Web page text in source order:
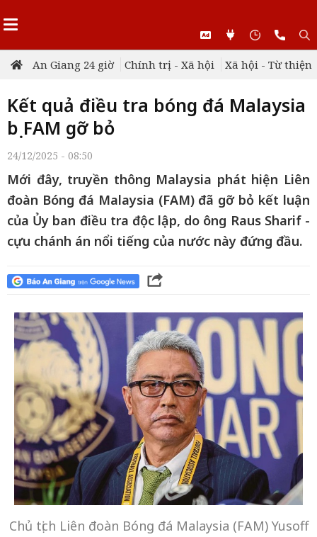
An Giang 24 giờ Chính trị - Xã hội Xã hội - Từ thiện
Kết quả điều tra bóng đá Malaysia
bị FAM gỡ bỏ
24/12/2025 - 08:50
Mới đây, truyền thông Malaysia phát hiện Liên
đoàn Bóng đá Malaysia (FAM) đã gỡ bỏ kết luận
của Ủy ban điều tra độc lập, do ông Raus Sharif -
cựu chánh án nổi tiếng của nước này đứng đầu.
Chủ tịch Liên đoàn Bóng đá Malaysia (FAM) Yusoff